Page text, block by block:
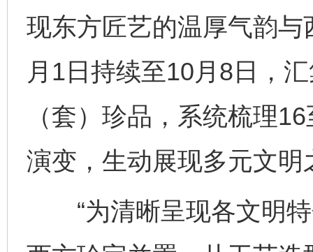
现东方匠艺的温厚气韵
月1日持续至10月8日，
（套）珍品，系统梳理
演变，生动展现多元文
“为清晰呈现各文明特